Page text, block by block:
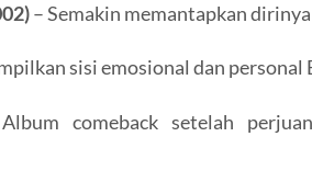
– Semakin memantapkan dirinya
sisi emosional dan personal
comeback setelah